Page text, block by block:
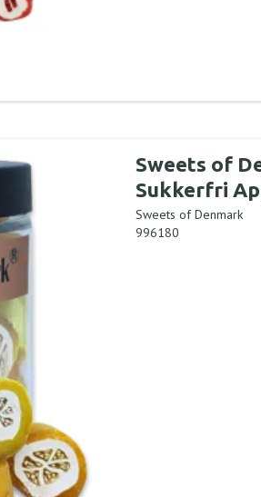
Sweets of
Sukkerfri
Sweets of Denmark
996180